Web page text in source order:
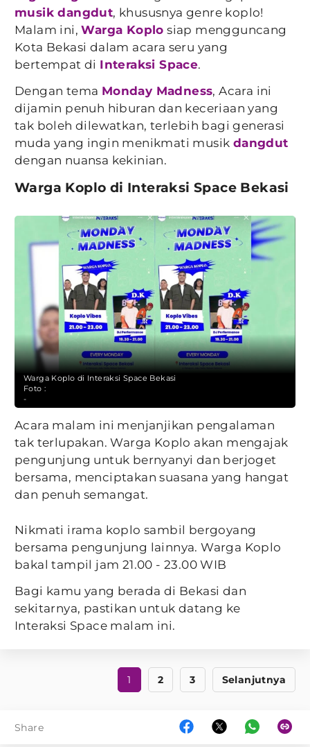
musik dangdut, khususnya genre koplo!
Malam ini,Warga Koplo siap mengguncang
Kota Bekasi dalam acara seru yang
bertempat di Interaksi Space.
Dengan tema Monday Madness, Acara ini
dijamin penuh hiburan dan keceriaan yang
tak boleh dilewatkan, terlebih bagi generasi
muda yang ingin menikmati musik dangdut
dengan nuansa kekinian.
Warga Koplo di Interaksi Space Bekasi
Warga Koplo di Interaksi Space Bekasi
Foto :
-
Acara malam ini menjanjikan pengalaman
tak terlupakan. Warga Koplo akan mengajak
pengunjung untuk bernyanyi dan berjoget
bersama, menciptakan suasana yang hangat
dan penuh semangat.
Nikmati irama koplo sambil bergoyang
bersama pengunjung lainnya. Warga Koplo
bakal tampil jam 21.00 - 23.00 WIB
Bagi kamu yang berada di Bekasi dan
sekitarnya, pastikan untuk datang ke
Interaksi Space malam ini.
1 2 3 Selanjutnya
Share